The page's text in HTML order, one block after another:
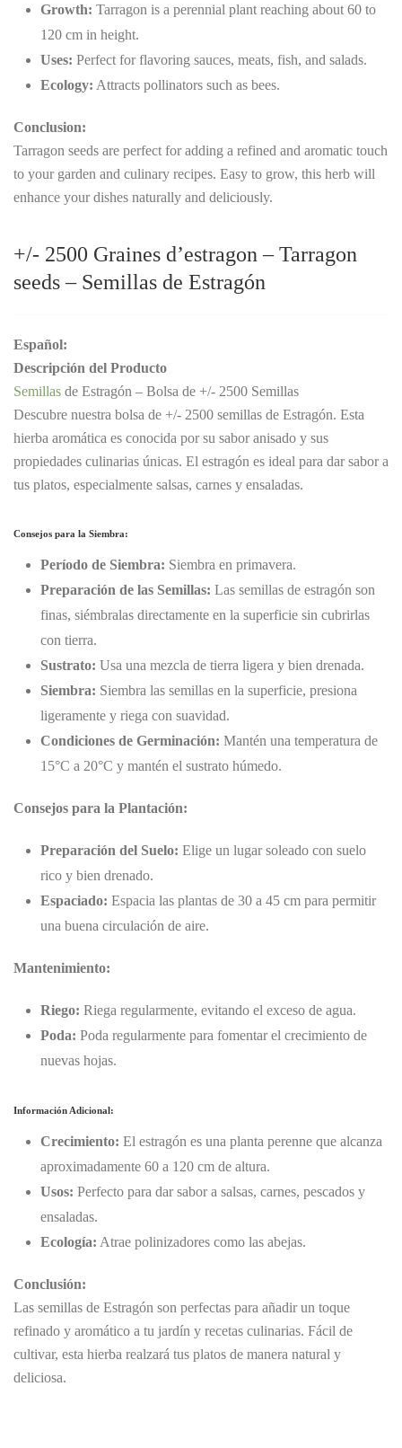
Growth: Tarragon is a perennial plant reaching about 60 to
120 cm in height.
Uses: Perfect for flavoring sauces, meats, fish, and salads.
Ecology: Attracts pollinators such as bees.
Conclusion:
Tarragon seeds are perfect for adding a refined and aromatic touch
to your garden and culinary recipes. Easy to grow, this herb will
enhance your dishes naturally and deliciously.
+/- 2500 Graines d’estragon – Tarragon
seeds – Semillas de Estragón
Español:
Descripción del Producto
Semillas de Estragón – Bolsa de +/- 2500 Semillas
Descubre nuestra bolsa de +/- 2500 semillas de Estragón. Esta
hierba aromática es conocida por su sabor anisado y sus
propiedades culinarias únicas. El estragón es ideal para dar sabor a
tus platos, especialmente salsas, carnes y ensaladas.
Consejos para la Siembra:
Período de Siembra: Siembra en primavera.
Preparación de las Semillas: Las semillas de estragón son
finas, siémbralas directamente en la superficie sin cubrirlas
con tierra.
Sustrato: Usa una mezcla de tierra ligera y bien drenada.
Siembra: Siembra las semillas en la superficie, presiona
ligeramente y riega con suavidad.
Condiciones de Germinación: Mantén una temperatura de
15°C a 20°C y mantén el sustrato húmedo.
Consejos para la Plantación:
Preparación del Suelo: Elige un lugar soleado con suelo
rico y bien drenado.
Espaciado: Espacia las plantas de 30 a 45 cm para permitir
una buena circulación de aire.
Mantenimiento:
Riego: Riega regularmente, evitando el exceso de agua.
Poda: Poda regularmente para fomentar el crecimiento de
nuevas hojas.
Información Adicional:
Crecimiento: El estragón es una planta perenne que alcanza
aproximadamente 60 a 120 cm de altura.
Usos: Perfecto para dar sabor a salsas, carnes, pescados y
ensaladas.
Ecología: Atrae polinizadores como las abejas.
Conclusión:
Las semillas de Estragón son perfectas para añadir un toque
refinado y aromático a tu jardín y recetas culinarias. Fácil de
cultivar, esta hierba realzará tus platos de manera natural y
deliciosa.